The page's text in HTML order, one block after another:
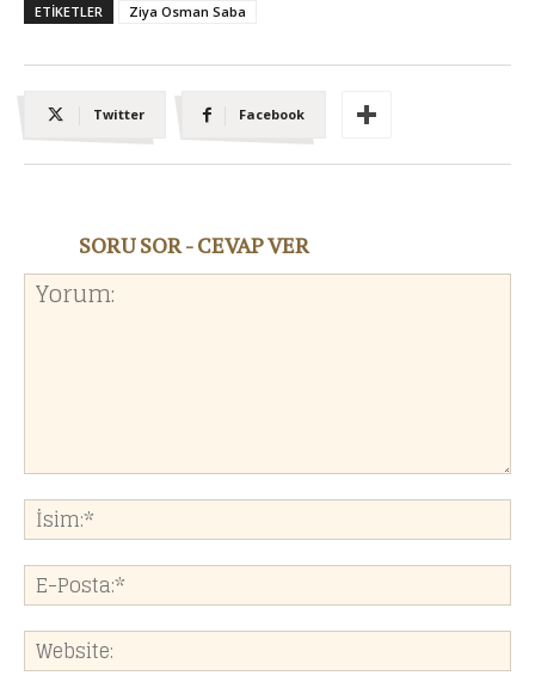
ETIKETLER Ziya Osman Saba
Twitter Facebook
SORU SOR - CEVAP VER